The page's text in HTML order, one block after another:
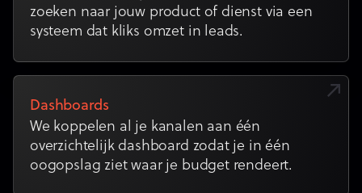
zoeken naar jouw product of dienst via een
systeem dat kliks omzet in leads.
Dashboards
We koppelen al je kanalen aan één
overzichtelijk dashboard zodat je in één
oogopslag ziet waar je budget rendeert.